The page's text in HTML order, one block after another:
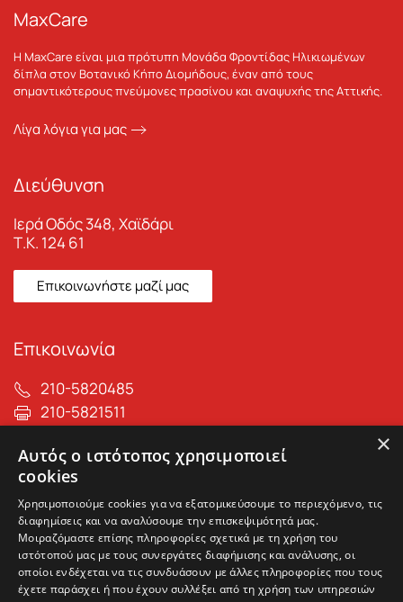
MaxCare
Η MaxCare είναι μια πρότυπη Μονάδα Φροντίδας Ηλικιωμένων
δίπλα στον Βοτανικό Κήπο Διομήδους, έναν από τους
σημαντικότερους πνεύμονες πρασίνου και αναψυχής της Αττικής.
Λίγα λόγια για μας
Διεύθυνση
Ιερά Οδός 348, Χαϊδάρι
Τ.Κ. 124 61
Επικοινωνήστε μαζί μας
Επικοινωνία
210-5820485
210-5821511
×
Αυτός ο ιστότοπος χρησιμοποιεί
cookies
Χρησιμοποιούμε cookies για να εξατομικεύσουμε το περιεχόμενο, τις
διαφημίσεις και να αναλύσουμε την επισκεψιμότητά μας.
Μοιραζόμαστε επίσης πληροφορίες σχετικά με τη χρήση του
ιστότοπού μας με τους συνεργάτες διαφήμισης και ανάλυσης, οι
οποίοι ενδέχεται να τις συνδυάσουν με άλλες πληροφορίες που τους
έχετε παράσχει ή που έχουν συλλέξει από τη χρήση των υπηρεσιών